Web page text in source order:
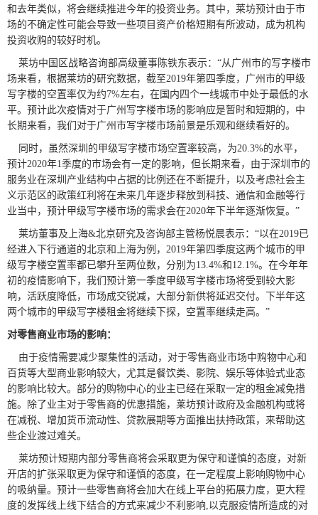
和去年类似，将会继续推进今年的投资业务。其中，莱坊预计由于市
场的不确定性可能会导致一些项目资产价格短期有所波动，成为机构
投资收购的较好时机。
莱坊中国区战略咨询部高级董事陈铁东表示：“从广州市的写字楼市
场来看，根据莱坊的研究数据，截至2019年第四季度，广州市的甲级
写字楼的空置率仅为约7%左右，在国内四个一线城市中处于最低的水
平。预计此次疫情对于广州写字楼市场的影响应是暂时和短期的，中
长期来看，我们对于广州市写字楼市场前景是乐观和继续看好的。
同时，虽然深圳的甲级写字楼市场空置率较高，为20.3%的水平，
预计2020年1季度的市场会有一定的影响，但长期来看，由于深圳市的
服务业在深圳产业结构中占据的比例还在不断提升，以及考虑社会主
义示范区的政策红利将在未来几年逐步释放到科技、通信和金融等行
业当中，预计甲级写字楼市场的需求会在2020年下半年逐渐恢复。”
莱坊董事及上海&北京研究及咨询部主管杨悦晨表示：“以在2019已
经进入下行通道的北京和上海为例，2019年第四季度这两个城市的甲
级写字楼空置率都已攀升至两位数，分别为13.4%和12.1%。在今年年
初的疫情影响下，我们预计第一季度甲级写字楼市场将受到较大影
响，活跃度降低，市场成交锐减，大部分新供将延迟交付。下半年这
两个城市的甲级写字楼租金将继续下探，空置率继续走高。”
对零售商业市场的影响：
由于疫情需要减少聚集性的活动，对于零售商业市场中购物中心和
百货等大型商业影响较大，尤其是餐饮类、影院、娱乐等体验式业态
的影响比较大。部分的购物中心的业主已经在采取一定的租金减免措
施。除了业主对于零售商的优惠措施，莱坊预计政府及金融机构或将
在减税、增加货币流动性、贷款展期等方面推出扶持政策，来帮助这
些企业渡过难关。
莱坊预计短期内部分零售商将会采取更为保守和谨慎的态度，对新
开店的扩张采取更为保守和谨慎的态度，在一定程度上影响购物中心
的吸纳量。预计一些零售商将会加大在线上平台的拓展力度，更大程
度的发挥线上线下结合的方式来减少不利影响,以克服疫情所造成的对